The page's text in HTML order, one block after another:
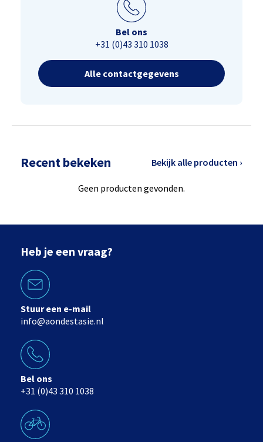
Bel ons
+31 (0)43 310 1038
Alle contactgegevens
Recent bekeken Bekijk alle producten ›
Geen producten gevonden.
Heb je een vraag?
Stuur een e-mail
info@aondestasie.nl
Bel ons
+31 (0)43 310 1038